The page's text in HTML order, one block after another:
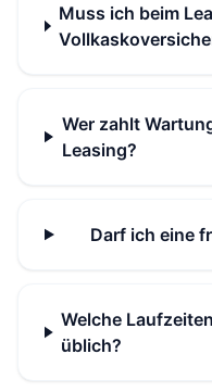
Muss ich beim
Wer zahlt
Leasing?
Darf ich eine
Welche
üblich?